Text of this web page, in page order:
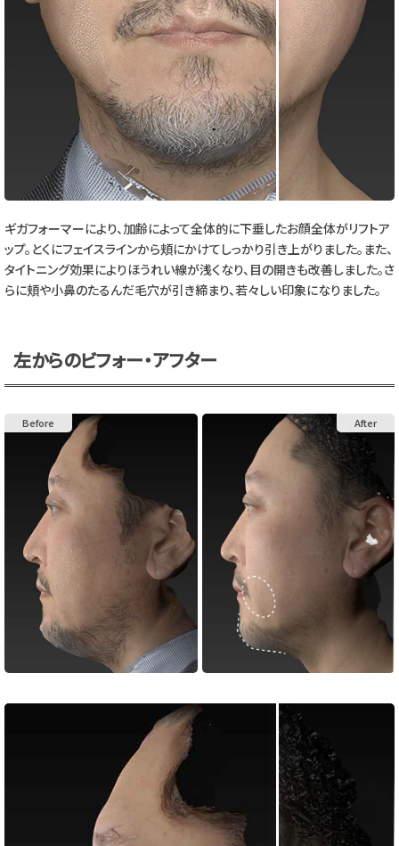
ギガフォーマーにより、加齢によって全体的に下垂したお顔全体がリフトア
ップ。とくにフェイスラインから頬にかけてしっかり引き上がりました。また、
タイトニング効果によりほうれい線が浅くなり、目の開きも改善しました。さ
らに頬や小鼻のたるんだ毛穴が引き締まり、若々しい印象になりました。
左からのビフォー・アフター